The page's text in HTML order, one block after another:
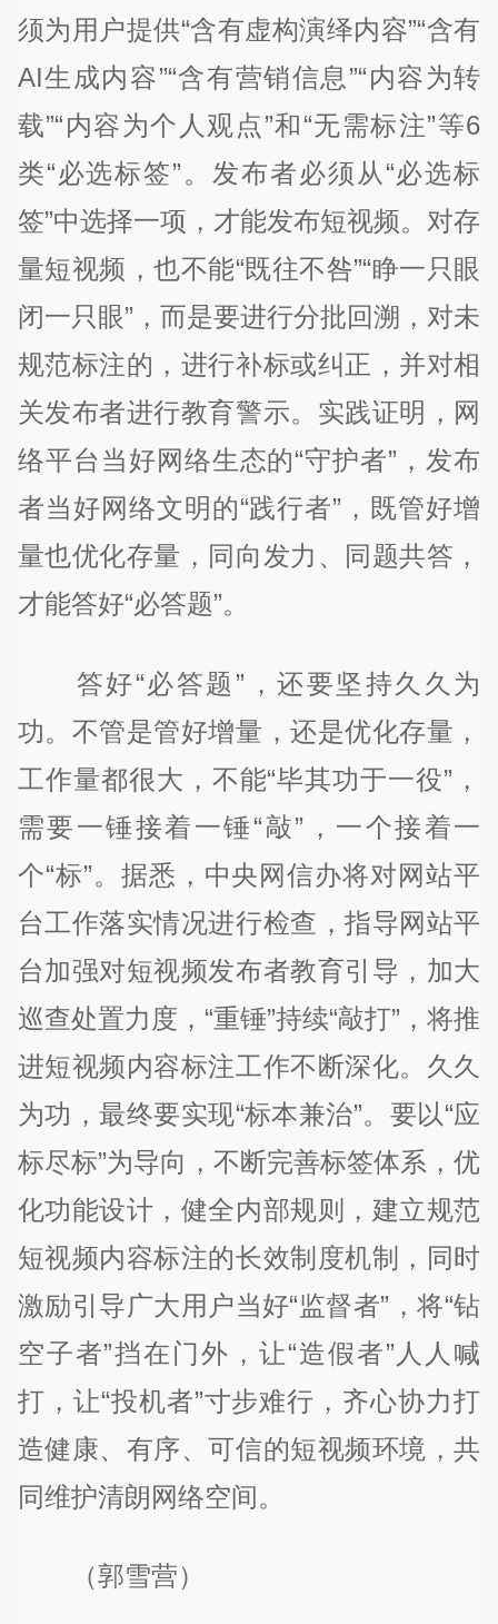
须为用户提供“含有虚构演绎内容”“含有
AI生成内容”“含有营销信息”“内容为转
载”“内容为个人观点”和“无需标注”等6
类“必选标签”。发布者必须从“必选标
签”中选择一项，才能发布短视频。对存
量短视频，也不能“既往不咎”“睁一只眼
闭一只眼”，而是要进行分批回溯，对未
规范标注的，进行补标或纠正，并对相
关发布者进行教育警示。实践证明，网
络平台当好网络生态的“守护者”，发布
者当好网络文明的“践行者”，既管好增
量也优化存量，同向发力、同题共答，
才能答好“必答题”。
答好“必答题”，还要坚持久久为
功。不管是管好增量，还是优化存量，
工作量都很大，不能“毕其功于一役”，
需要一锤接着一锤“敲”，一个接着一
个“标”。据悉，中央网信办将对网站平
台工作落实情况进行检查，指导网站平
台加强对短视频发布者教育引导，加大
巡查处置力度，“重锤”持续“敲打”，将推
进短视频内容标注工作不断深化。久久
为功，最终要实现“标本兼治”。要以“应
标尽标”为导向，不断完善标签体系，优
化功能设计，健全内部规则，建立规范
短视频内容标注的长效制度机制，同时
激励引导广大用户当好“监督者”，将“钻
空子者”挡在门外，让“造假者”人人喊
打，让“投机者”寸步难行，齐心协力打
造健康、有序、可信的短视频环境，共
同维护清朗网络空间。
（郭雪营）